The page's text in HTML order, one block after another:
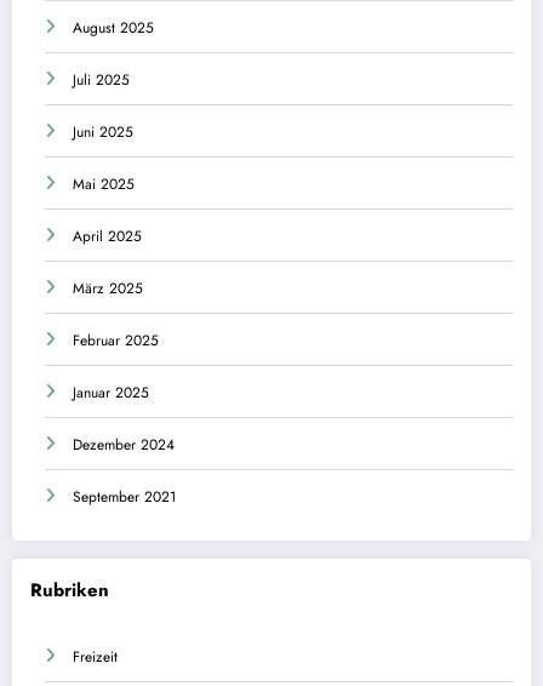
August 2025
Juli 2025
Juni 2025
Mai 2025
April 2025
März 2025
Februar 2025
Januar 2025
Dezember 2024
September 2021
Rubriken
Freizeit